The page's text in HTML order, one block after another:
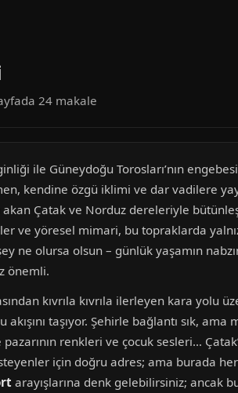
24 makale
ile Güneydoğu Torosları’nın
kendine özgü iklimi ve dar vadilere
Çatak ve Norduz dereleriyle
ve yöresel mimari, bu topraklarda
ne olursa olsun – günlük yaşamın
önemli.
kıvrıla kıvrıla ilerleyen kara
taşıyor. Şehirle bağlantı sık, ama
renkleri ve çocuk sesleri…
için doğru adres; ama burada
arayışlarına denk gelebilirsiniz; ancak